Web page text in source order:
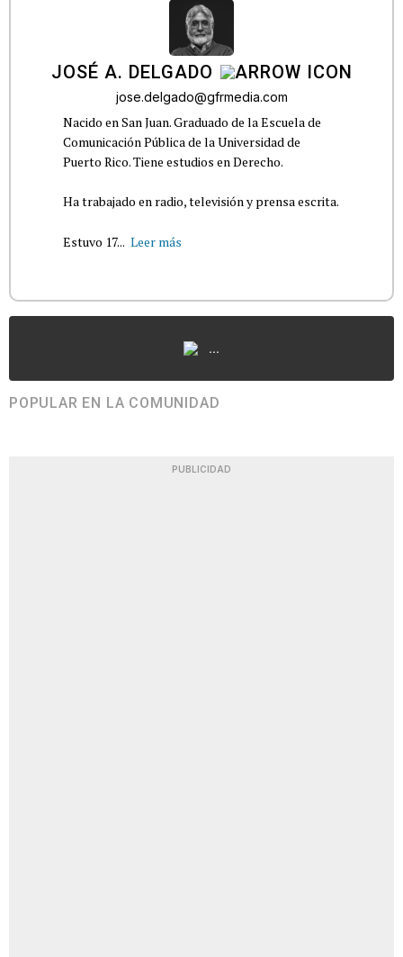
JOSÉ A. DELGADO
jose.delgado@gfrmedia.com
Nacido en San Juan. Graduado de la Escuela de
Comunicación Pública de la Universidad de
Puerto Rico. Tiene estudios en Derecho.
Ha trabajado en radio, televisión y prensa escrita.
Estuvo 17... Leer más
...
POPULAR EN LA COMUNIDAD
PUBLICIDAD